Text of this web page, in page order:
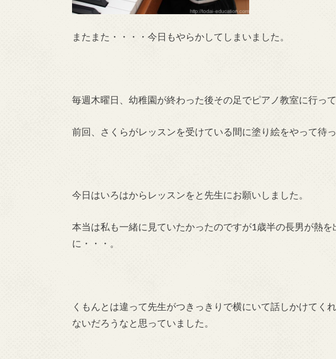
またまた・・・・今日もやらかしてしまいました。
毎週木曜日、幼稚園が終わった後その足でピアノ教室に行って
前回、さくらがレッスンを受けている間に塗り絵をやって待
今日はいろはからレッスンをと先生にお願いしました。
本当は私も一緒に見ていたかったのですが1歳半の長男が熱
に・・・。
くもんとは違って先生がつきっきりで横にいて話しかけてく
ないだろうなと思っていました。